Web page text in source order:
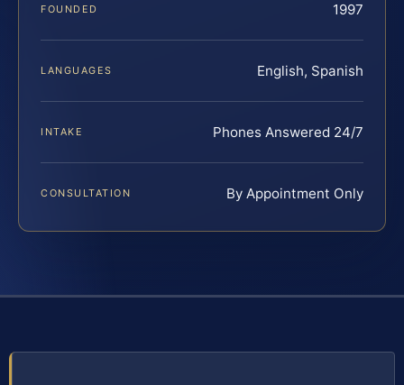
FOUNDED 1997
LANGUAGES English, Spanish
INTAKE Phones Answered 24/7
CONSULTATION By Appointment Only